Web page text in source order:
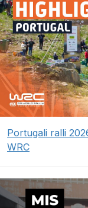
Portugali ralli
WRC